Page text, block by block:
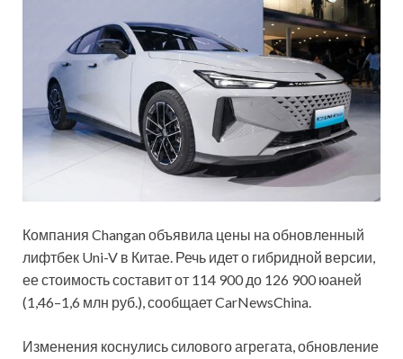
Компания Changan объявила цены на обновленный
лифтбек Uni-V в Китае. Речь идет о гибридной версии,
ее стоимость составит от 114 900 до 126 900 юаней
(1,46–1,6 млн руб.), сообщает CarNewsChina.
Изменения коснулись силового агрегата, обновление